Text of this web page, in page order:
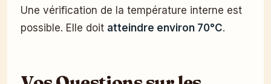
Une vérification de la température interne est
possible. Elle doit atteindre environ 70°C.